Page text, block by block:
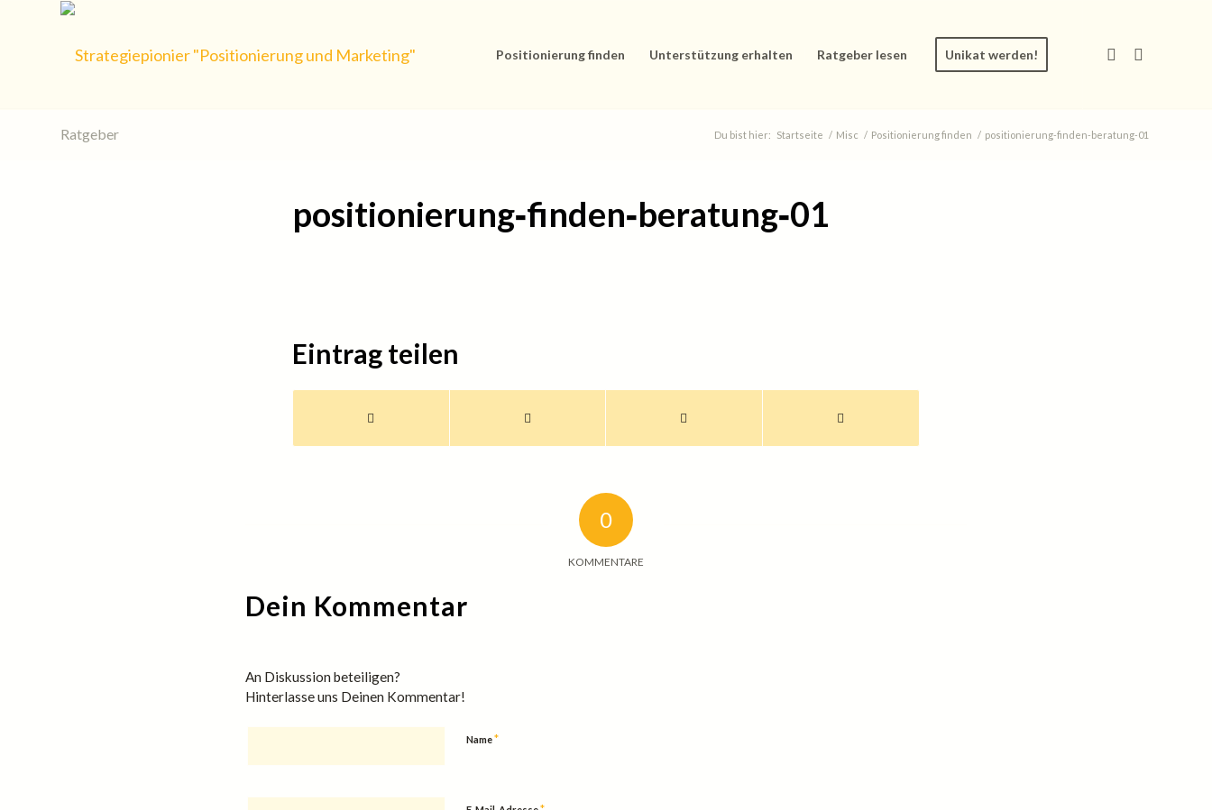
Positionierung finden Unterstützung erhalten Ratgeber lesen Unikat werden!
Ratgeber Du bist hier: Startseite / Misc / Positionierung finden / positionierung‐finden‐beratung‐01
positionierung‐finden‐beratung‐01
Eintrag teilen
0
KOMMENTARE
Dein Kommentar
An Diskussion beteiligen?
Hinterlasse uns Deinen Kommentar!
Name*